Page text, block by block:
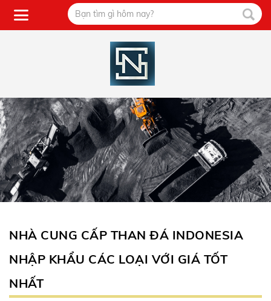
NHÀ CUNG CẤP THAN ĐÁ INDONESIA
NHẬP KHẨU CÁC LOẠI VỚI GIÁ TỐT
NHẤT